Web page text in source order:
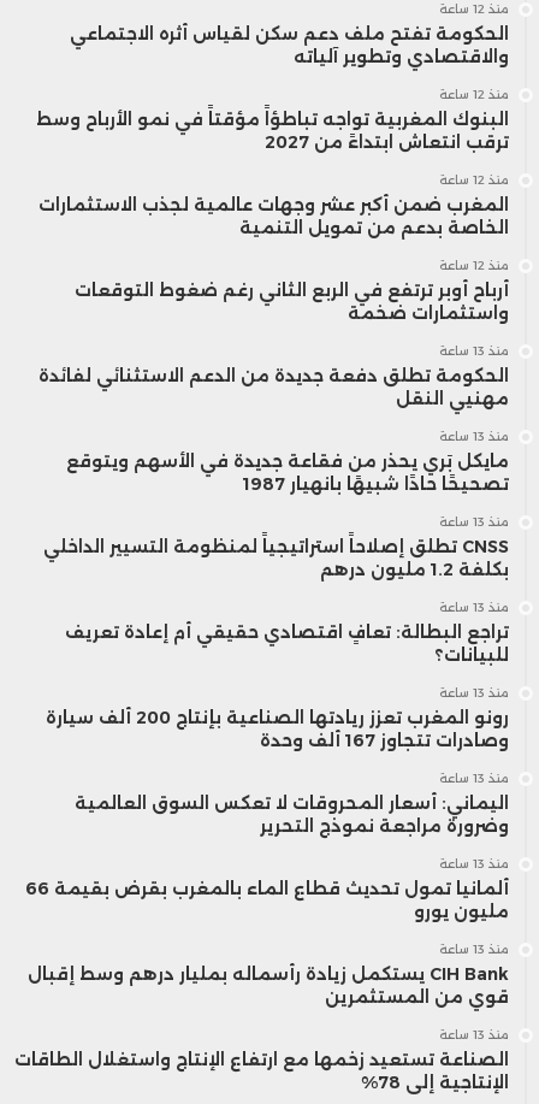
منذ 12 ساعة
الحكومة تفتح ملف دعم سكن لقياس أثره الاجتماعي
والاقتصادي وتطوير آلياته
منذ 12 ساعة
البنوك المغربية تواجه تباطؤاً مؤقتاً في نمو الأرباح وسط
ترقب انتعاش ابتداءً من 2027
منذ 12 ساعة
المغرب ضمن أكبر عشر وجهات عالمية لجذب الاستثمارات
الخاصة بدعم من تمويل التنمية
منذ 12 ساعة
أرباح أوبر ترتفع في الربع الثاني رغم ضغوط التوقعات
واستثمارات ضخمة
منذ 13 ساعة
الحكومة تطلق دفعة جديدة من الدعم الاستثنائي لفائدة
مهنيي النقل
منذ 13 ساعة
مايكل بَري يحذر من فقاعة جديدة في الأسهم ويتوقع
تصحيحًا حادًا شبيهًا بانهيار 1987
منذ 13 ساعة
CNSS تطلق إصلاحاً استراتيجياً لمنظومة التسيير الداخلي
بكلفة 1.2 مليون درهم
منذ 13 ساعة
تراجع البطالة: تعافٍ اقتصادي حقيقي أم إعادة تعريف
للبيانات؟
منذ 13 ساعة
رونو المغرب تعزز ريادتها الصناعية بإنتاج 200 ألف سيارة
وصادرات تتجاوز 167 ألف وحدة
منذ 13 ساعة
اليماني: أسعار المحروقات لا تعكس السوق العالمية
وضرورة مراجعة نموذج التحرير
منذ 13 ساعة
ألمانيا تمول تحديث قطاع الماء بالمغرب بقرض بقيمة 66
مليون يورو
منذ 13 ساعة
CIH Bank يستكمل زيادة رأسماله بمليار درهم وسط إقبال
قوي من المستثمرين
منذ 13 ساعة
الصناعة تستعيد زخمها مع ارتفاع الإنتاج واستغلال الطاقات
الإنتاجية إلى 78%